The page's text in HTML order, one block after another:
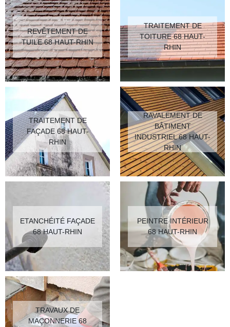
REVÊTEMENT DE
TUILE 68 HAUT-RHIN
TRAITEMENT DE
TOITURE 68 HAUT-
RHIN
TRAITEMENT DE
FAÇADE 68 HAUT-
RHIN
RAVALEMENT DE
BÂTIMENT
INDUSTRIEL 68 HAUT-
RHIN
ETANCHÉITÉ FAÇADE
68 HAUT-RHIN
PEINTRE INTÉRIEUR
68 HAUT-RHIN
TRAVAUX DE
MAÇONNERIE 68